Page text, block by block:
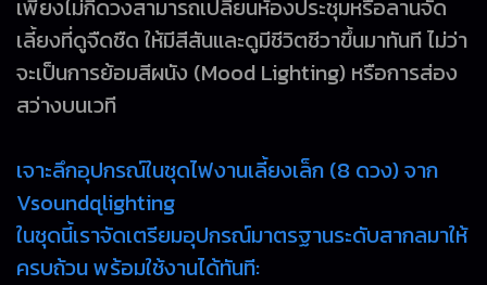
เพียงไม่กี่ดวงสามารถเปลี่ยนห้องประชุมหรือลานจัด
เลี้ยงที่ดูจืดชืด ให้มีสีสันและดูมีชีวิตชีวาขึ้นมาทันที ไม่ว่า
จะเป็นการย้อมสีผนัง (Mood Lighting) หรือการส่อง
สว่างบนเวที
เจาะลึกอุปกรณ์ในชุดไฟงานเลี้ยงเล็ก (8 ดวง) จาก
Vsoundqlighting
ในชุดนี้เราจัดเตรียมอุปกรณ์มาตรฐานระดับสากลมาให้
ครบถ้วน พร้อมใช้งานได้ทันที: